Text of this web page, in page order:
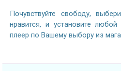
Почувствуйте свободу,
нравится, и установите
плеер по Вашему выбору из